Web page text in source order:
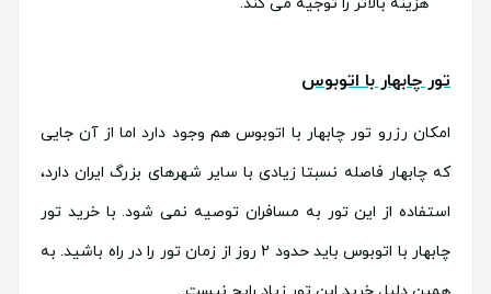
تور چابهار با اتوبوس
امکان رزرو تور چابهار با اتوبوس هم وجود دارد اما از آن جایی
که چابهار فاصله نسبتا زیادی با سایر شهرهای بزرگ ایران دارد،
استفاده از این تور به مسافران توصیه نمی شود. با خرید تور
چابهار با اتوبوس باید حدود 2 روز از زمان تور را در راه باشید. به